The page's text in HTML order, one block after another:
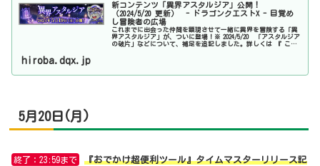
新コンテンツ「異界アスタルジア」公開！
（2024/5/20 更新） - ドラゴンクエストX - 目覚め
し冒険者の広場
これまでに出会った仲間を顕現させて一緒に異界を冒険する「異
界アスタルジア」が、ついに登場！※ 2024/5/20 「アスタルジア
の破片」などについて、補足を追記しました。詳しくは 『 こち
hiroba.dqx.jp
5月20日(月)
終了：23:59まで
『おでかけ超便利ツール』タイムマスターリリース記